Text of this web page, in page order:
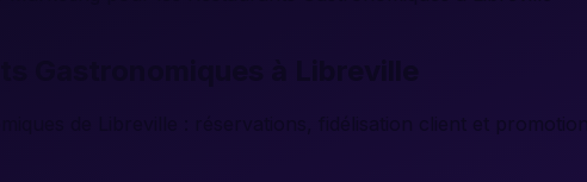
de Libreville : réservations, fidélisation client et